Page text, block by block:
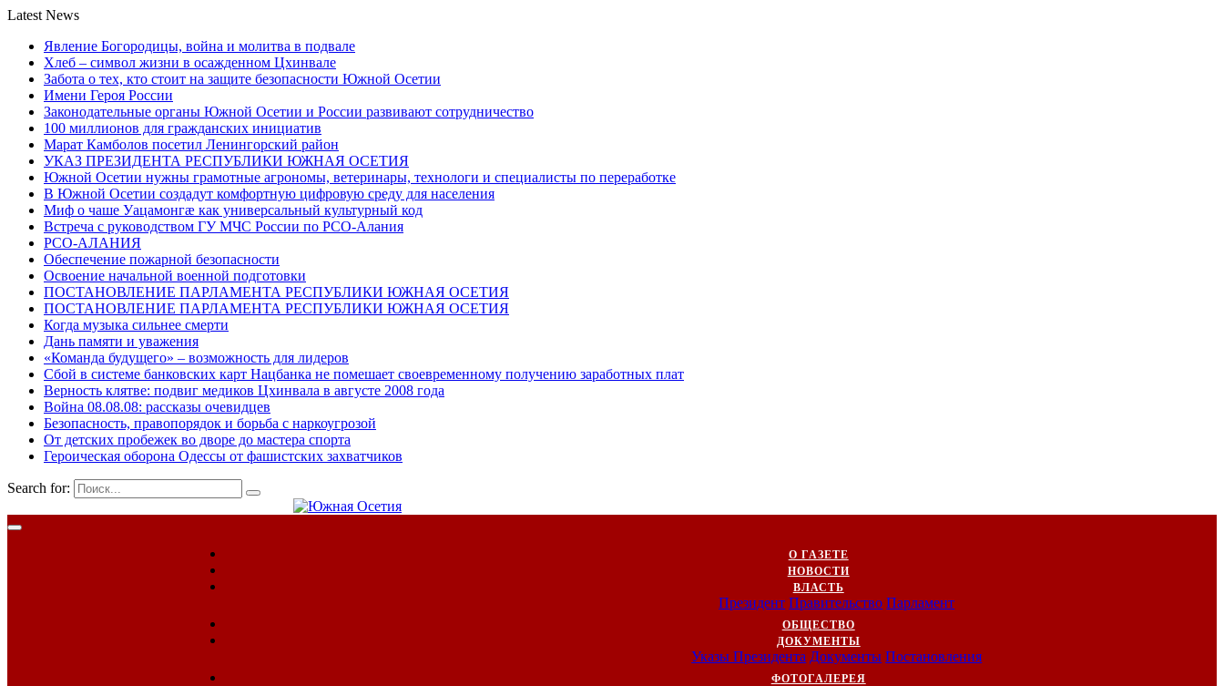
Latest News
Явление Богородицы, война и молитва в подвале
Хлеб – символ жизни в осажденном Цхинвале
Забота о тех, кто стоит на защите безопасности Южной Осетии
Имени Героя России
Законодательные органы Южной Осетии и России развивают сотрудничество
100 миллионов для гражданских инициатив
Марат Камболов посетил Ленингорский район
УКАЗ ПРЕЗИДЕНТА РЕСПУБЛИКИ ЮЖНАЯ ОСЕТИЯ
Южной Осетии нужны грамотные агрономы, ветеринары, технологи и специалисты по переработке
В Южной Осетии создадут комфортную цифровую среду для населения
Миф о чаше Уацамонгæ как универсальный культурный код
Встреча с руководством ГУ МЧС России по РСО-Алания
РСО-АЛАНИЯ
Обеспечение пожарной безопасности
Освоение начальной военной подготовки
ПОСТАНОВЛЕНИЕ ПАРЛАМЕНТА РЕСПУБЛИКИ ЮЖНАЯ ОСЕТИЯ
ПОСТАНОВЛЕНИЕ ПАРЛАМЕНТА РЕСПУБЛИКИ ЮЖНАЯ ОСЕТИЯ
Когда музыка сильнее смерти
Дань памяти и уважения
«Команда будущего» – возможность для лидеров
Сбой в системе банковских карт Нацбанка не помешает своевременному получению заработных плат
Верность клятве: подвиг медиков Цхинвала в августе 2008 года
Война 08.08.08: рассказы очевидцев
Безопасность, правопорядок и борьба с наркоугрозой
От детских пробежек во дворе до мастера спорта
Героическая оборона Одессы от фашистских захватчиков
Search for:
О ГАЗЕТЕ
НОВОСТИ
ВЛАСТЬ
Президент Правительство Парламент
ОБЩЕСТВО
ДОКУМЕНТЫ
Указы Президента Документы Постановления
ФОТОГАЛЕРЕЯ